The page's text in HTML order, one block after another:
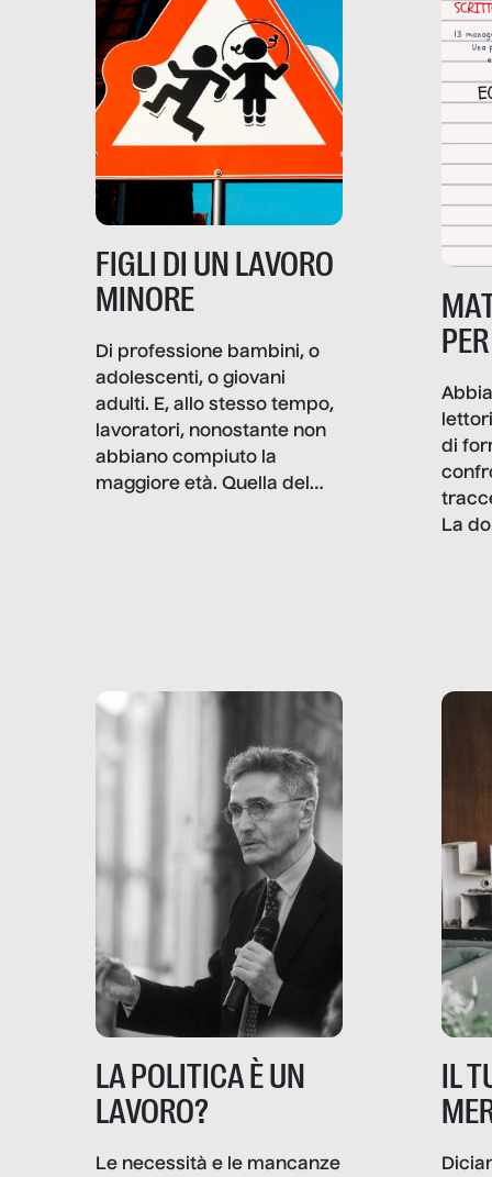
economica: diventa nitida
soprattutto nei luoghi di
frattura. Questo reportage
nasce dall’idea che guerre
e crisi penetrino nel tessuto
più intimo delle società per
alterarne le molecole
professionali – e, attraverso
esse, il senso stesso della
economica, la piramide del
lavoro rovescia la sua
gravità.
FIGLI DI UN LAVORO
MINORE
Di professione bambini, o
adolescenti, o giovani
adulti. E, allo stesso tempo,
lavoratori, nonostante non
abbiano compiuto la
maggiore età. Quella del
minori. […]
di
La
LA POLITICA È UN
LAVORO?
Le necessità e le mancanze
IL